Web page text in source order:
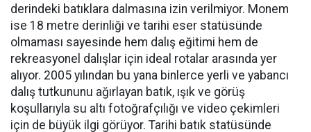
derindeki batıklara dalmasına izin verilmiyor. Monem
ise 18 metre derinliği ve tarihi eser statüsünde
olmaması sayesinde hem dalış eğitimi hem de
rekreasyonel dalışlar için ideal rotalar arasında yer
alıyor. 2005 yılından bu yana binlerce yerli ve yabancı
dalış tutkununu ağırlayan batık, ışık ve görüş
koşullarıyla su altı fotoğrafçılığı ve video çekimleri
için de büyük ilgi görüyor. Tarihi batık statüsünde